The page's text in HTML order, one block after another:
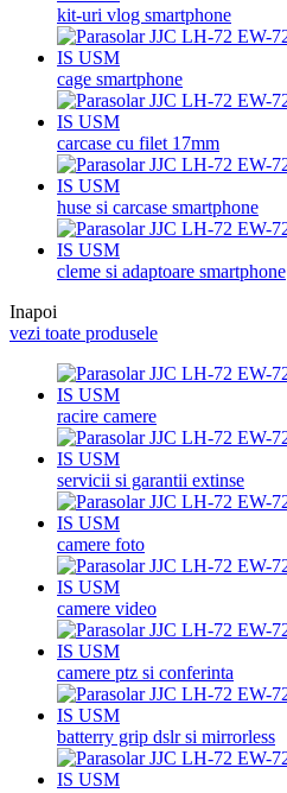
kit-uri vlog smartphone
cage smartphone
carcase cu filet 17mm
huse si carcase smartphone
cleme si adaptoare smartphone
Inapoi
vezi toate produsele
racire camere
servicii si garantii extinse
camere foto
camere video
camere ptz si conferinta
batterry grip dslr si mirrorless